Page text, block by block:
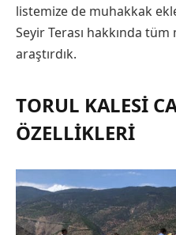
listemize de muhakkak
Seyir Terası hakkında
araştırdık.
TORUL KALESI
ÖZELLIKLERI